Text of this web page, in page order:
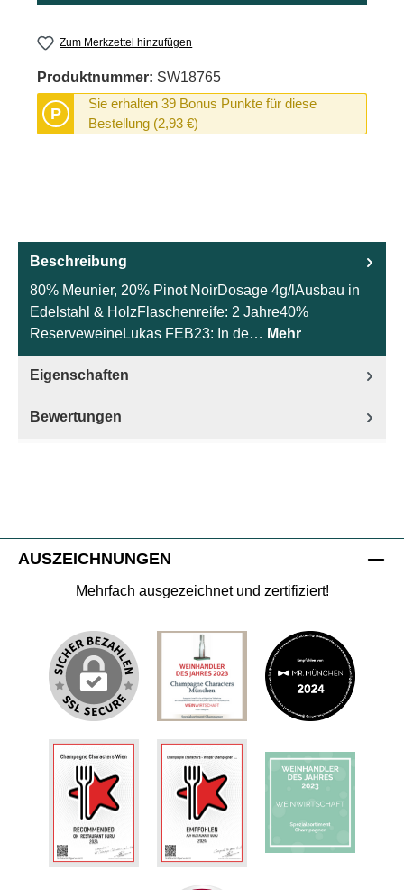
Zum Merkzettel hinzufügen
Produktnummer: SW18765
P
Sie erhalten 39 Bonus Punkte für diese
Bestellung (2,93 €)
Beschreibung
80% Meunier, 20% Pinot NoirDosage 4g/lAusbau in
Edelstahl & HolzFlaschenreife: 2 Jahre40%
ReserveweineLukas FEB23: In de… Mehr
Eigenschaften
Bewertungen
AUSZEICHNUNGEN
Mehrfach ausgezeichnet und zertifiziert!